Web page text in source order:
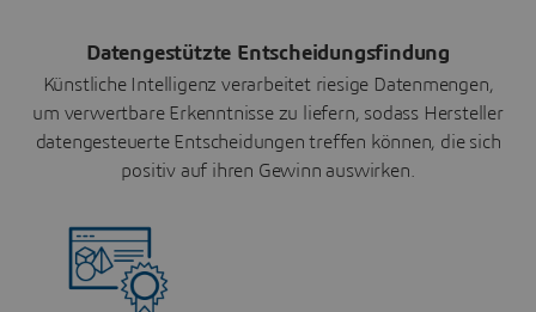
Datengestützte Entscheidungsfindung
Künstliche Intelligenz verarbeitet riesige Datenmengen,
um verwertbare Erkenntnisse zu liefern, sodass Hersteller
datengesteuerte Entscheidungen treffen können, die sich
positiv auf ihren Gewinn auswirken.